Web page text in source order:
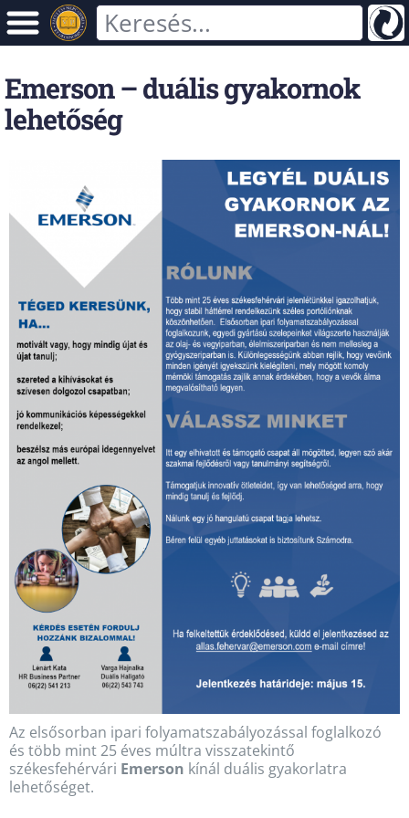
Emerson – duális gyakornok
lehetőség
Az elsősorban ipari folyamatszabályozással foglalkozó
és több mint 25 éves múltra visszatekintő
székesfehérvári Emerson kínál duális gyakorlatra
lehetőséget.